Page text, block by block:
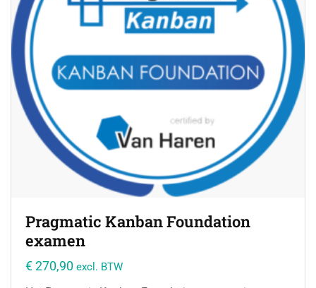
Pragmatic Kanban Foundation
examen
€270,90 excl. BTW